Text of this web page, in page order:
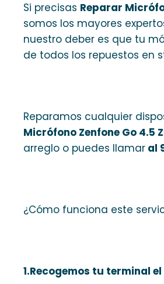
Si precisas Reparar
somos los mayores
nuestro deber es que tu
de todos los repuestos en
Reparamos cualquier
Micrófono Zenfone Go 4.5
arreglo o puedes llamar al
¿Cómo funciona este
1.Recogemos tu terminal